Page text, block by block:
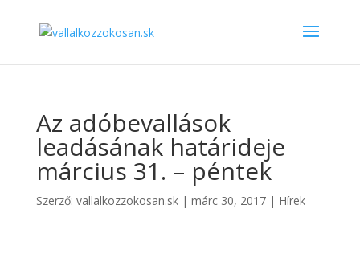
Az adóbevallások
leadásának határideje
március 31. – péntek
Szerző: vallalkozzokosan.sk| márc 30, 2017| Hírek